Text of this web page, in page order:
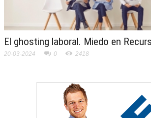
El ghosting laboral. Miedo en
20-03-2024 0 2418